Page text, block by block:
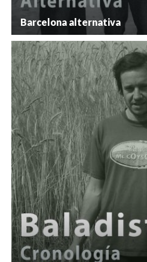
Barcelona alternativa